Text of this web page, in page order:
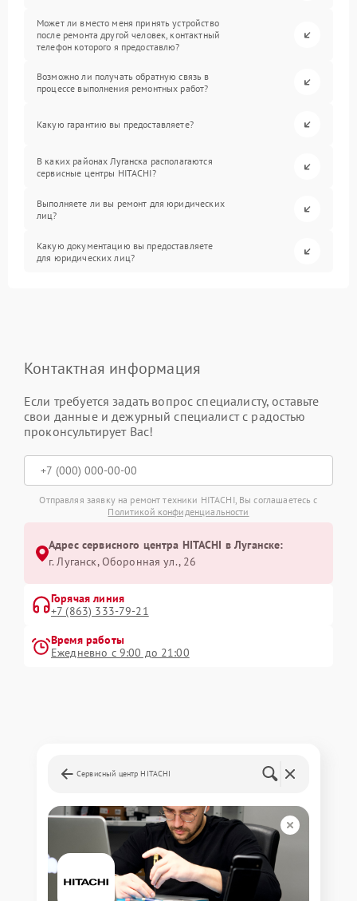
Может ли вместо меня принять устройство
после ремонта другой человек, контактный
телефон которого я предоставлю?
Возможно ли получать обратную связь в
процессе выполнения ремонтных работ?
Какую гарантию вы предоставляете?
В каких районах Луганска располагаются
сервисные центры HITACHI?
Выполняете ли вы ремонт для юридических
лиц?
Какую документацию вы предоставляете
для юридических лиц?
Контактная информация
Если требуется задать вопрос специалисту, оставьте
свои данные и дежурный специалист с радостью
проконсультирует Вас!
Отправляя заявку на ремонт техники HITACHI, Вы соглашаетесь с
Политикой конфиденциальности
Адрес сервисного центра HITACHI в Луганске:
г. Луганск, Оборонная ул., 26
Горячая линия
+7 (863) 333-79-21
Время работы
Ежедневно с 9:00 до 21:00
Сервисный центр HITACHI